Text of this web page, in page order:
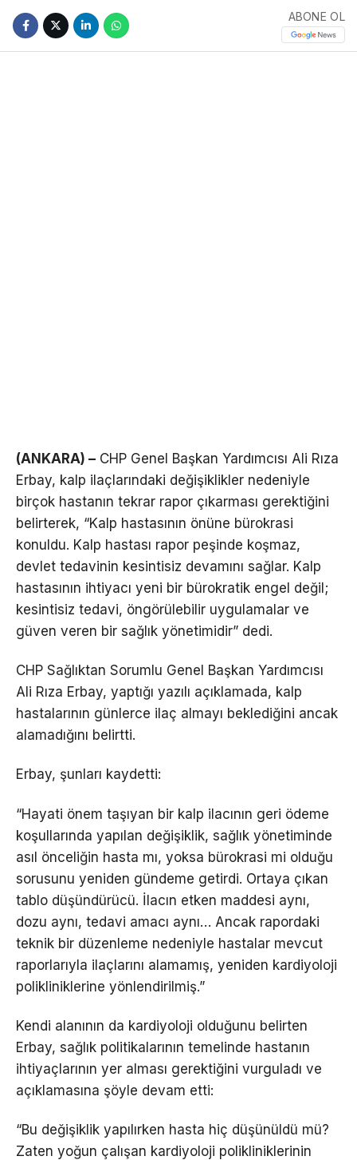
ABONE OL
(ANKARA) – CHP Genel Başkan Yardımcısı Ali Rıza
Erbay, kalp ilaçlarındaki değişiklikler nedeniyle
birçok hastanın tekrar rapor çıkarması gerektiğini
belirterek, “Kalp hastasının önüne bürokrasi
konuldu. Kalp hastası rapor peşinde koşmaz,
devlet tedavinin kesintisiz devamını sağlar. Kalp
hastasının ihtiyacı yeni bir bürokratik engel değil;
kesintisiz tedavi, öngörülebilir uygulamalar ve
güven veren bir sağlık yönetimidir” dedi.
CHP Sağlıktan Sorumlu Genel Başkan Yardımcısı
Ali Rıza Erbay, yaptığı yazılı açıklamada, kalp
hastalarının günlerce ilaç almayı beklediğini ancak
alamadığını belirtti.
Erbay, şunları kaydetti:
“Hayati önem taşıyan bir kalp ilacının geri ödeme
koşullarında yapılan değişiklik, sağlık yönetiminde
asıl önceliğin hasta mı, yoksa bürokrasi mi olduğu
sorusunu yeniden gündeme getirdi. Ortaya çıkan
tablo düşündürücü. İlacın etken maddesi aynı,
dozu aynı, tedavi amacı aynı… Ancak rapordaki
teknik bir düzenleme nedeniyle hastalar mevcut
raporlarıyla ilaçlarını alamamış, yeniden kardiyoloji
polikliniklerine yönlendirilmiş.”
Kendi alanının da kardiyoloji olduğunu belirten
Erbay, sağlık politikalarının temelinde hastanın
ihtiyaçlarının yer alması gerektiğini vurguladı ve
açıklamasına şöyle devam etti:
“Bu değişiklik yapılırken hasta hiç düşünüldü mü?
Zaten yoğun çalışan kardiyoloji polikliniklerinin